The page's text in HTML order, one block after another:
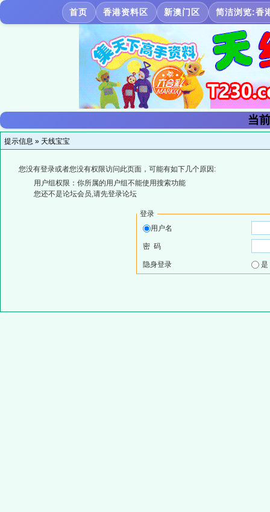
首页 香港资料区 新澳门区 简洁浏览:香
当
提示信息 » 天线宝宝
您没有登录或者您没有权限访问此页面，可能有如下几个原因:
用户组权限：你所属的用户组不能使用搜索功能
您还不是论坛会员,请先登录论坛
登录
用户名
密 码
隐身登录